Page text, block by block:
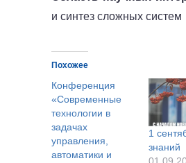
и синтез сложных систем
Похожее
Конференция
«Современные
технологии в
задачах
управления,
автоматики и
1
знаний